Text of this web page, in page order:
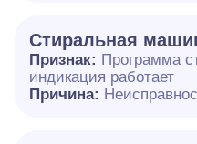
Стиральная
Признак: Программа
индикация работает
Причина: